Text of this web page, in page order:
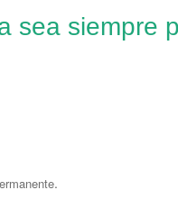
sea siempre
.